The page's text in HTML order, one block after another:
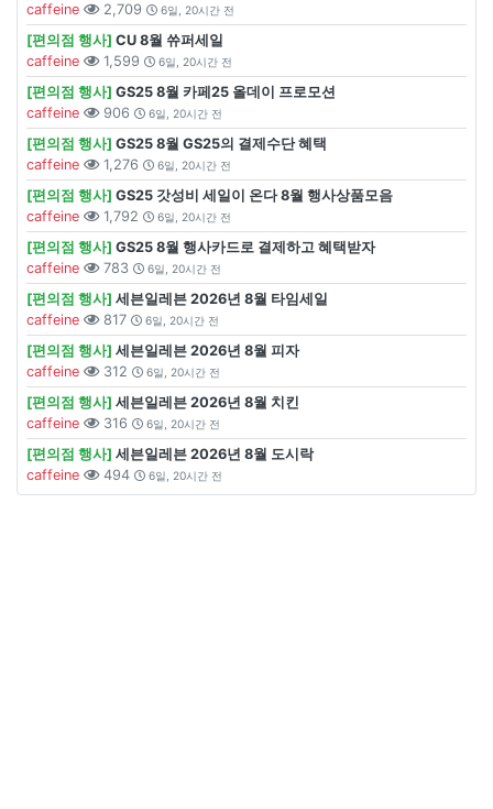
caffeine
2,709 6일, 20시간 전
[편의점 행사] CU 8월 쓔퍼세일
caffeine
1,599 6일, 20시간 전
[편의점 행사] GS25 8월 카페25 올데이 프로모션
caffeine
906 6일, 20시간 전
[편의점 행사] GS25 8월 GS25의 결제수단 혜택
caffeine
1,276 6일, 20시간 전
[편의점 행사] GS25 갓성비 세일이 온다 8월 행사상품모음
caffeine
1,792 6일, 20시간 전
[편의점 행사] GS25 8월 행사카드로 결제하고 혜택받자
caffeine
783 6일, 20시간 전
[편의점 행사] 세븐일레븐 2026년 8월 타임세일
caffeine
817 6일, 20시간 전
[편의점 행사] 세븐일레븐 2026년 8월 피자
caffeine
312 6일, 20시간 전
[편의점 행사] 세븐일레븐 2026년 8월 치킨
caffeine
316 6일, 20시간 전
[편의점 행사] 세븐일레븐 2026년 8월 도시락
caffeine
494 6일, 20시간 전